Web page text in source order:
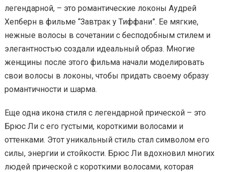
легендарной, – это романтические локоны Аудрей
Хепберн в фильме “Завтрак у Тиффани”. Ее мягкие,
нежные волосы в сочетании с бесподобным стилем и
элегантностью создали идеальный образ. Многие
женщины после этого фильма начали моделировать
свои волосы в локоны, чтобы придать своему образу
романтичности и шарма.
Еще одна икона стиля с легендарной прической – это
Брюс Ли с его густыми, короткими волосами и
оттенками. Этот уникальный стиль стал символом его
силы, энергии и стойкости. Брюс Ли вдохновил многих
людей прической с короткими волосами, которая